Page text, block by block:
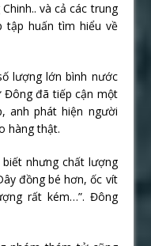
và cả các trung
huấn tìm hiểu về
lượng lớn bình nước
Đông đã tiếp cận một
anh phát hiện người
hàng thật.
nhưng chất lượng
đồng bé hơn, ốc vít
rất kém…”. Đông